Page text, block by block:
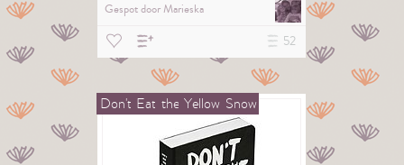
Gespot doorMarieska
52
Don't Eat the Yellow Snow